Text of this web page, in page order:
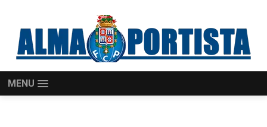
MENU